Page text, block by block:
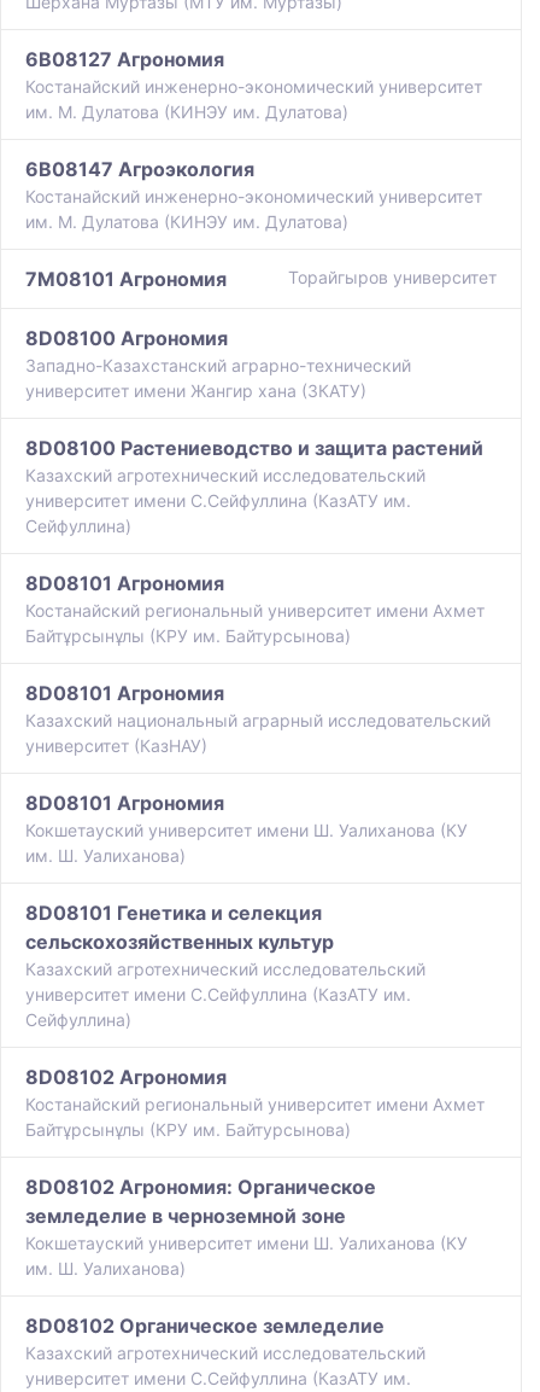
6B08127 Агрономия
Костанайский инженерно-экономический университет
им. М. Дулатова (КИНЭУ им. Дулатова)
6B08147 Агроэкология
Костанайский инженерно-экономический университет
им. М. Дулатова (КИНЭУ им. Дулатова)
7M08101 Агрономия Торайгыров университет
8D08100 Агрономия
Западно-Казахстанский аграрно-технический
университет имени Жангир хана (ЗКАТУ)
8D08100 Растениеводство и защита растений
Казахский агротехнический исследовательский
университет имени С.Сейфуллина (КазАТУ им.
Сейфуллина)
8D08101 Агрономия
Костанайский региональный университет имени Ахмет
Байтұрсынұлы (КРУ им. Байтурсынова)
8D08101 Агрономия
Казахский национальный аграрный исследовательский
университет (КазНАУ)
8D08101 Агрономия
Кокшетауский университет имени Ш. Уалиханова (КУ
им. Ш. Уалиханова)
8D08101 Генетика и селекция
сельскохозяйственных культур
Казахский агротехнический исследовательский
университет имени С.Сейфуллина (КазАТУ им.
Сейфуллина)
8D08102 Агрономия
Костанайский региональный университет имени Ахмет
Байтұрсынұлы (КРУ им. Байтурсынова)
8D08102 Агрономия: Органическое
земледелие в черноземной зоне
Кокшетауский университет имени Ш. Уалиханова (КУ
им. Ш. Уалиханова)
8D08102 Органическое земледелие
Казахский агротехнический исследовательский
университет имени С.Сейфуллина (КазАТУ им.